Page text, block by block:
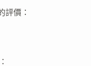
評價：